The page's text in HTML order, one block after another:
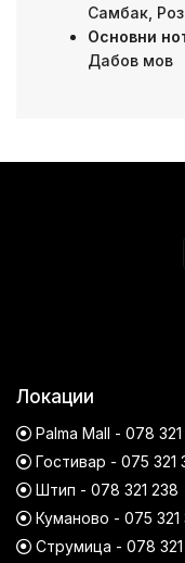
Самбак,
Основни
Дабов мов
Локации
Palma Mall - 078 321
Гостивар - 075 321
Штип - 078 321 238
Куманово - 075 321
Струмица - 078 321